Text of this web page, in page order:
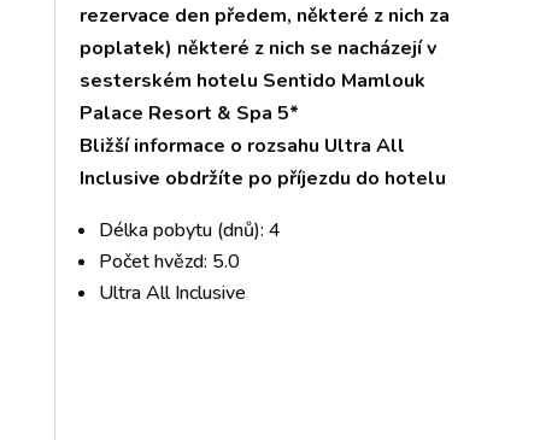
rezervace den předem, některé z nich za
poplatek) některé z nich se nacházejí v
sesterském hotelu Sentido Mamlouk
Palace Resort & Spa 5*
Bližší informace o rozsahu Ultra All
Inclusive obdržíte po příjezdu do hotelu
Délka pobytu (dnů): 4
Počet hvězd: 5.0
Ultra All Inclusive